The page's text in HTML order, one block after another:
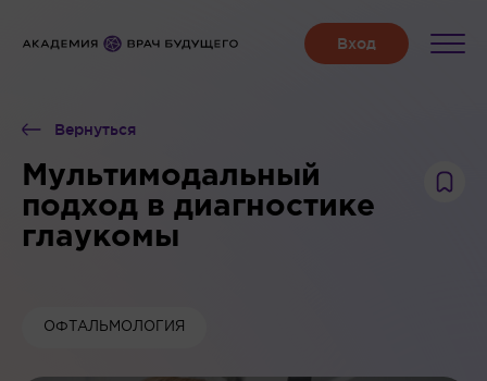
Вернуться
Мультимодальный
подход в диагностике
глаукомы
ОФТАЛЬМОЛОГИЯ